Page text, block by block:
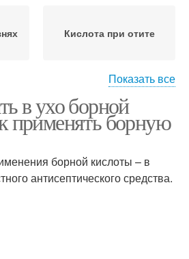
Кислота при отите
Кислота в порошке
Кислота при
Показать все
в ухо борной
применять борную
борной кислоты – в
антисептического средства.